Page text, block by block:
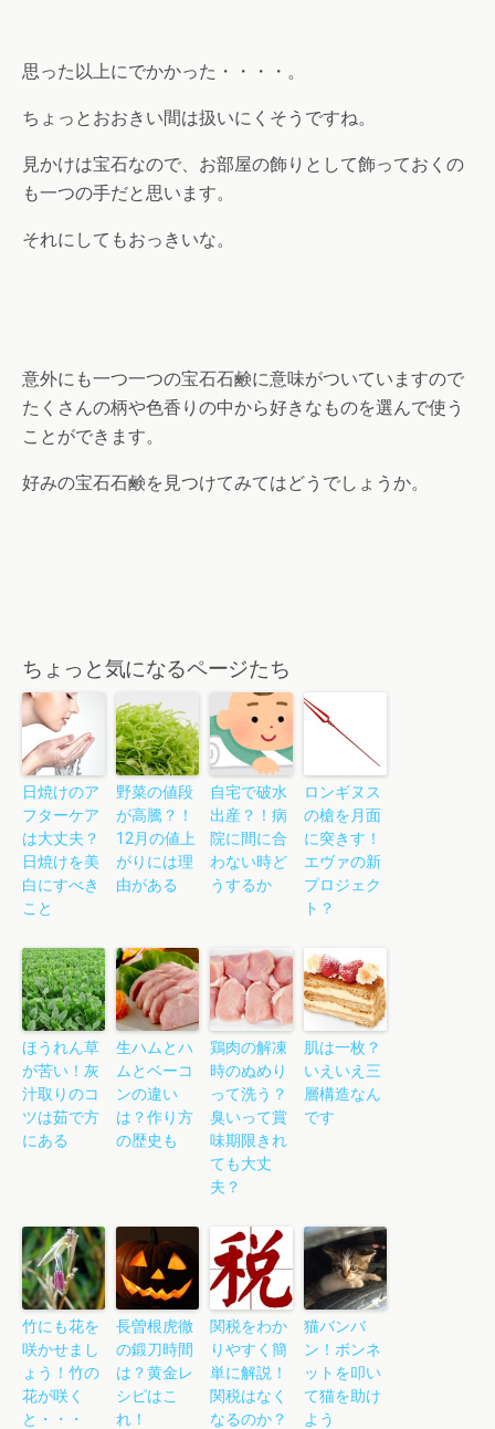
思った以上にでかかった・・・・。
ちょっとおおきい間は扱いにくそうですね。
見かけは宝石なので、お部屋の飾りとして飾っておくの
も一つの手だと思います。
それにしてもおっきいな。
意外にも一つ一つの宝石石鹸に意味がついていますので
たくさんの柄や色香りの中から好きなものを選んで使う
ことができます。
好みの宝石石鹸を見つけてみてはどうでしょうか。
ちょっと気になるページたち
日焼けのア
フターケア
は大丈夫？
日焼けを美
白にすべき
こと
野菜の値段
が高騰？！
12月の値上
がりには理
由がある
自宅で破水
出産？！病
院に間に合
わない時ど
うするか
ロンギヌス
の槍を月面
に突きす！
エヴァの新
プロジェク
ト？
ほうれん草
が苦い！灰
汁取りのコ
ツは茹で方
にある
生ハムとハ
ムとベーコ
ンの違い
は？作り方
の歴史も
鶏肉の解凍
時のぬめり
って洗う？
臭いって賞
味期限きれ
ても大丈
夫？
肌は一枚？
いえいえ三
層構造なん
です
竹にも花を
咲かせまし
ょう！竹の
花が咲く
と・・・
長曽根虎徹
の鍛刀時間
は？黄金レ
シピはこ
れ！
関税をわか
りやすく簡
単に解説！
関税はなく
なるのか？
猫バンバ
ン！ボンネ
ットを叩い
て猫を助け
よう